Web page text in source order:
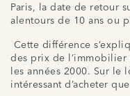
Paris, la date de retour
alentours de 10 ans ou
Cette différence
des prix de l’immobilier
les années 2000. Sur
intéressant d’acheter